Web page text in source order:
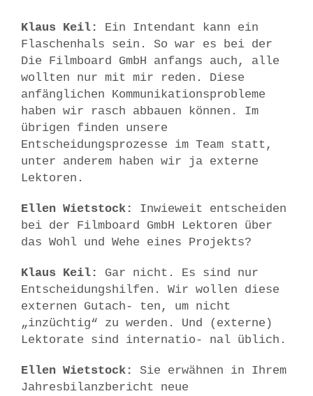
Klaus Keil: Ein Intendant kann ein
Flaschenhals sein. So war es bei der
Die Filmboard GmbH anfangs auch, alle
wollten nur mit mir reden. Diese
anfänglichen Kommunikationsprobleme
haben wir rasch abbauen können. Im
übrigen finden unsere
Entscheidungsprozesse im Team statt,
unter anderem haben wir ja externe
Lektoren.
Ellen Wietstock:
Inwieweit entscheiden
bei der Filmboard GmbH Lektoren über
das Wohl und Wehe eines Projekts?
Klaus Keil: Gar nicht. Es sind nur
Entscheidungshilfen. Wir wollen diese
externen Gutach- ten, um nicht
„inzüchtig“ zu werden. Und (externe)
Lektorate sind internatio- nal üblich.
Ellen Wietstock:
Sie erwähnen in Ihrem
Jahresbilanzbericht neue